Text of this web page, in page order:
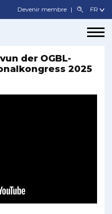
Devenir membre
der OGBL-
2025